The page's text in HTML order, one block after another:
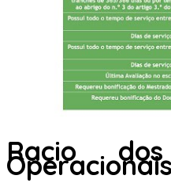
Racio dos
Operacionais